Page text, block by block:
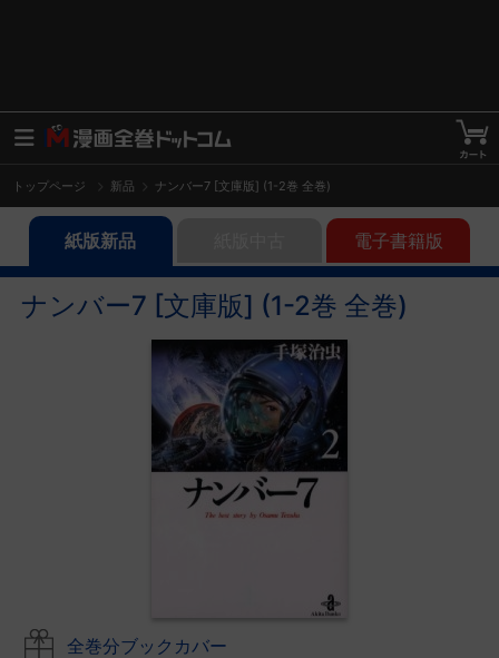
トップページ 新品 ナンバー7 [文庫版] (1-2巻 全巻)
紙版新品 電子書籍版
ナンバー7 [文庫版] (1-2巻 全巻)
全巻分ブックカバー